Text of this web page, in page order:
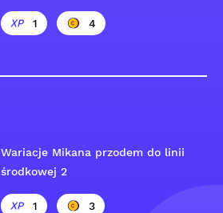
1 4
Wariacje Mikana przodem do linii
środkowej 2
1 3